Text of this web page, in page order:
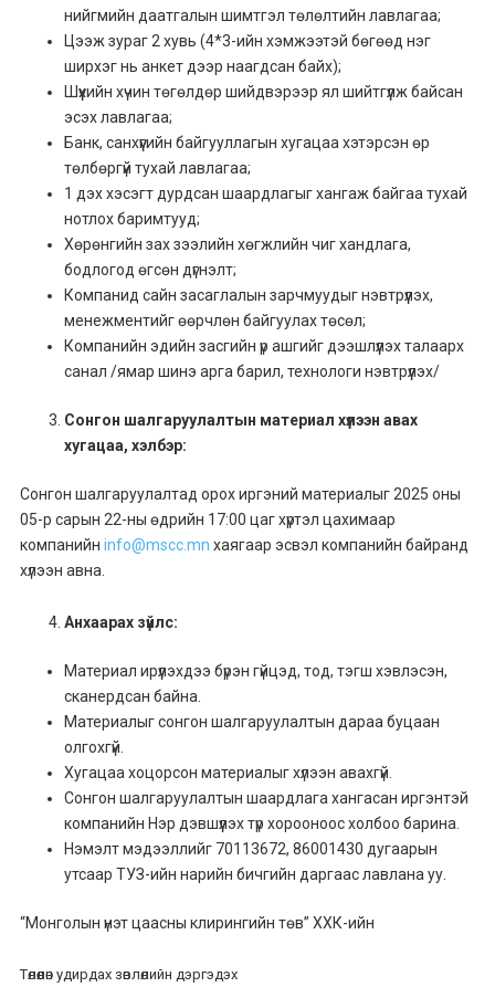
нийгмийн даатгалын шимтгэл төлөлтийн лавлагаа;
Цээж зураг 2 хувь (4*3-ийн хэмжээтэй бөгөөд нэг
ширхэг нь анкет дээр наагдсан байх);
Шүүхийн хүчин төгөлдөр шийдвэрээр ял шийтгүүлж байсан
эсэх лавлагаа;
Банк, санхүүгийн байгууллагын хугацаа хэтэрсэн өр
төлбөргүй тухай лавлагаа;
1 дэх хэсэгт дурдсан шаардлагыг хангаж байгаа тухай
нотлох баримтууд;
Хөрөнгийн зах зээлийн хөгжлийн чиг хандлага,
бодлогод өгсөн дүгнэлт;
Компанид сайн засаглалын зарчмуудыг нэвтрүүлэх,
менежментийг өөрчлөн байгуулах төсөл;
Компанийн эдийн засгийн үр ашгийг дээшлүүлэх талаарх
санал /ямар шинэ арга барил, технологи нэвтрүүлэх/
Сонгон шалгаруулалтын материал хүлээн авах
хугацаа, хэлбэр:
Сонгон шалгаруулалтад орох иргэний материалыг 2025 оны
05-р сарын 22-ны өдрийн 17:00 цаг хүртэл цахимаар
компанийн info@mscc.mn хаягаар эсвэл компанийн байранд
хүлээн авна.
Анхаарах зүйлс:
Материал ирүүлэхдээ бүрэн гүйцэд, тод, тэгш хэвлэсэн,
сканердсан байна.
Материалыг сонгон шалгаруулалтын дараа буцаан
олгохгүй.
Хугацаа хоцорсон материалыг хүлээн авахгүй.
Сонгон шалгаруулалтын шаардлага хангасан иргэнтэй
компанийн Нэр дэвшүүлэх түр хорооноос холбоо барина.
Нэмэлт мэдээллийг 70113672, 86001430 дугаарын
утсаар ТУЗ-ийн нарийн бичгийн даргаас лавлана уу.
“Монголын үнэт цаасны клирингийн төв” ХХК-ийн
Төлөөлөн удирдах зөвлөлийн дэргэдэх